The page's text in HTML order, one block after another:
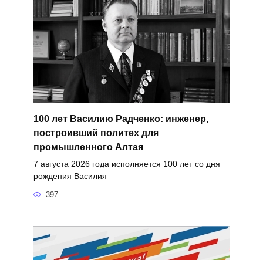
100 лет Василию Радченко: инженер,
построивший политех для
промышленного Алтая
7 августа 2026 года исполняется 100 лет со дня
рождения Василия
397